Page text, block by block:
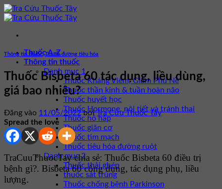
Bỏ
qua
dung
Thuốc A-Z
Thông tin thuốc
Danh mục 1
Thuốc Kháng Viêm, Giảm Phù Nề
Thuốc thần kinh & tuần hoàn não
Thuốc huyết học
Thuốc Hormone, nội tiết và tránh thai
Thuốc hô hấp
Thuốc giãn cơ
Thuốc tim mạch
Thuốc tiêu hóa đường ruột
Danh mục 2
Thuốc thải ghép
thuốc sát trùng
Thuốc chống bệnh Parkinson
Thông tin thuốc,Thuốc đường tiêu hóa
Thuốc Bisbeta 60 tác dụng, liều dùng,
giá bao nhiêu?
Đăng vào 11/05/2022 bởiTra Cứu Thuốc Tây
Spread the love
TraCuuThuocTay chia sẻ: Thuốc Bisbeta 60 điều trị
bệnh gì?. Bisbeta 60 công dụng, tác dụng phụ, liều
lượng.